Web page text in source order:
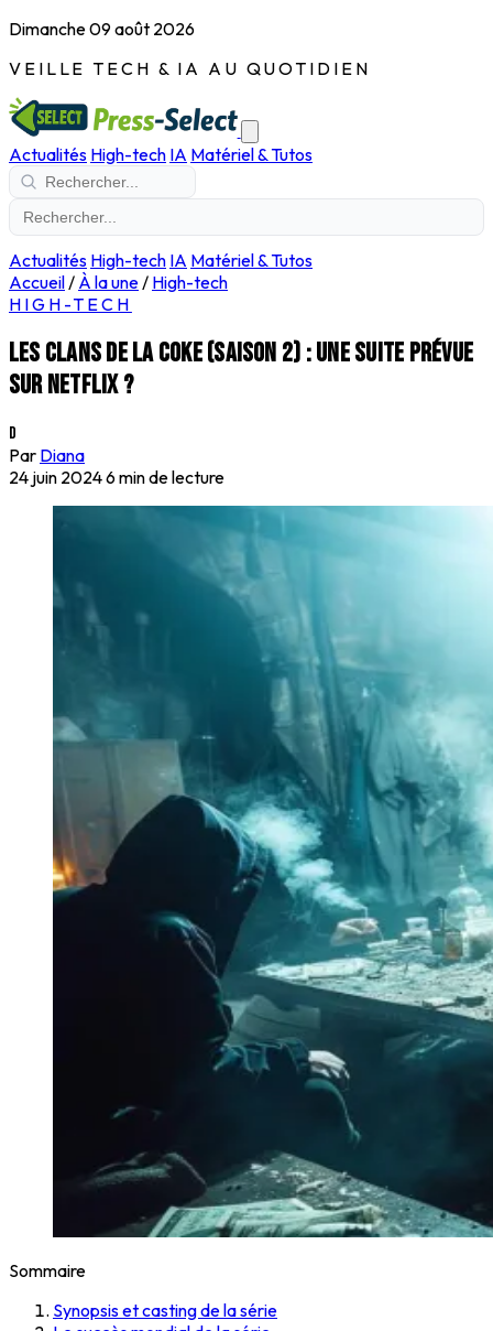
Dimanche 09 août 2026
VEILLE TECH & IA AU QUOTIDIEN
Actualités High-tech IA Matériel & Tutos
Actualités High-tech IA Matériel & Tutos
Accueil/ À la une/ High-tech
HIGH-TECH
Les clans de la coke (Saison 2) : une suite prévue
sur Netflix ?
D
Par Diana
24 juin 20246 min de lecture
Sommaire
Synopsis et casting de la série